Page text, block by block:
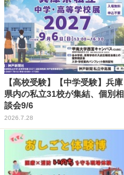
【高校受験】【中学受験】兵庫
県内の私立31校が集結、個別相
談会9/6
2026.7.28